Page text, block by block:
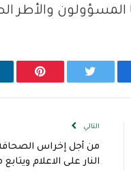
المسؤولون والأطر
تويتر
التالي
من أجل إخراس
النار على الاعلام